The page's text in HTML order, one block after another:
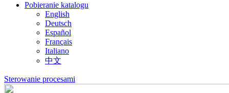
Pobieranie katalogu
English
Deutsch
Español
Français
Italiano
中文
Sterowanie procesami